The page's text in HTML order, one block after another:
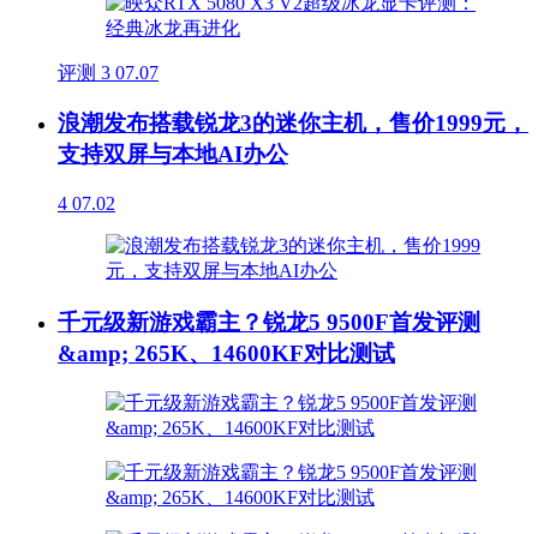
评测 3 07.07
浪潮发布搭载锐龙3的迷你主机，售价1999元，
支持双屏与本地AI办公
4 07.02
千元级新游戏霸主？锐龙5 9500F首发评测
&amp; 265K、14600KF对比测试